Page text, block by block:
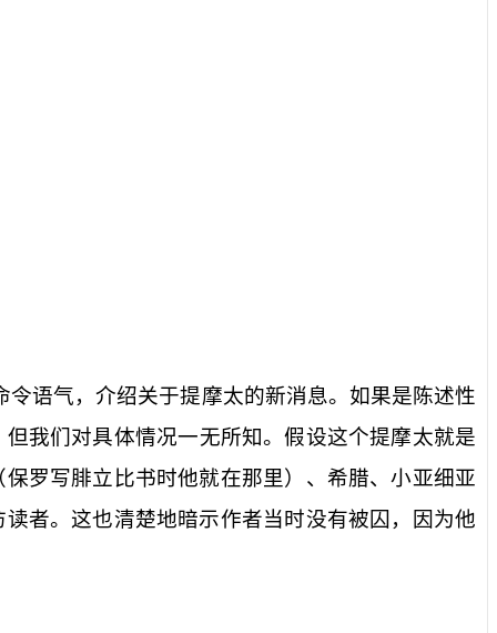
语气，介绍关于提摩太的新消息。如果是陈述性
我们对具体情况一无所知。假设这个提摩太就是
罗写腓立比书时他就在那里）、希腊、小亚细亚
者。这也清楚地暗示作者当时没有被囚，因为他